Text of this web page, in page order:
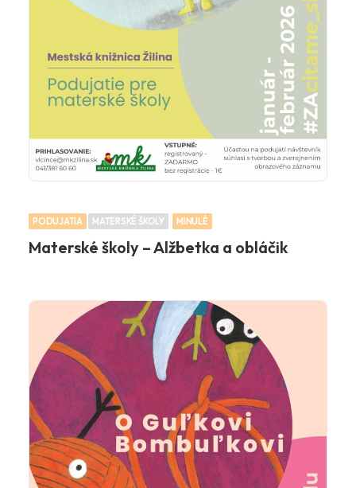
PODUJATIA MATERSKÉ ŠKOLY MINULÉ
Materské školy – Alžbetka a obláčik